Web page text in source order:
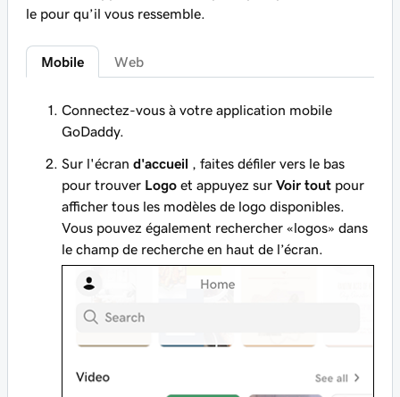
le pour qu’il vous ressemble.
Mobile Web
Connectez-vous à votre application mobile
GoDaddy.
Sur l'écran d'accueil , faites défiler vers le bas
pour trouver Logo et appuyez sur Voir tout pour
afficher tous les modèles de logo disponibles.
Vous pouvez également rechercher «logos» dans
le champ de recherche en haut de l’écran.